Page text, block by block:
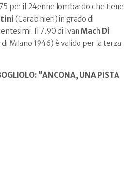
per il 24enne lombardo che tiene
(Carabinieri) in grado di
Il 7.90 di Ivan Mach Di
Milano 1946) è valido per la terza
"ANCONA, UNA PISTA